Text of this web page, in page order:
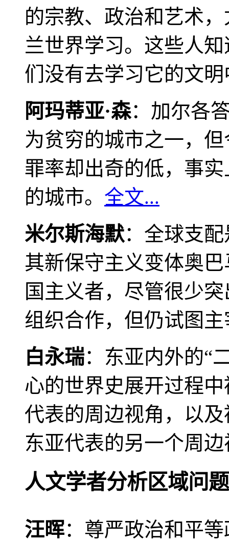
的宗教、政治和艺术
兰世界学习。这些人
们没有去学习它的文
阿玛蒂亚·森：加尔各
为贫穷的城市之一，
罪率却出奇的低，事
的城市。 全文...
米尔斯海默：全球支
其新保守主义变体奥
国主义者，尽管很少
组织合作，但仍试图
白永瑞：东亚内外的“
心的世界史展开过程
代表的周边视角，以
东亚代表的另一个周
人文学者分析区域问题
汪晖：尊严政治和平